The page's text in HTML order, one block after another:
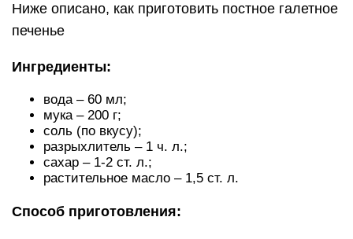
Ниже описано, как приготовить постное галетное
печенье
Ингредиенты:
вода – 60 мл;
мука – 200 г;
соль (по вкусу);
разрыхлитель – 1 ч. л.;
сахар – 1-2 ст. л.;
растительное масло – 1,5 ст. л.
Способ приготовления: